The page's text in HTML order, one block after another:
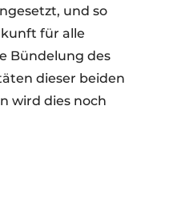
und so
für alle
Bündelung des
dieser beiden
wird dies noch